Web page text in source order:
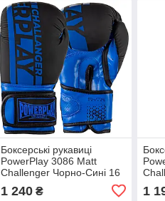
Боксерські рукавиці
PowerPlay 3086 Matt
Challenger Чорно-Сині 16
1 240₴ 1